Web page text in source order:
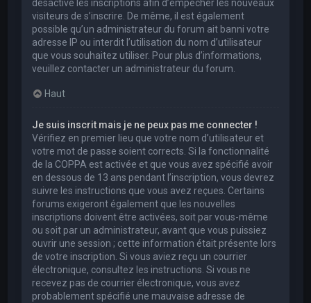
désactivé les inscriptions afin d’empêcher les nouveaux
visiteurs de s’inscrire. De même, il est également
possible qu’un administrateur du forum ait banni votre
adresse IP ou interdit l’utilisation du nom d’utilisateur
que vous souhaitez utiliser. Pour plus d’informations,
veuillez contacter un administrateur du forum.
Haut
Je suis inscrit mais je ne peux pas me connecter !
Vérifiez en premier lieu que votre nom d’utilisateur et
votre mot de passe soient corrects. Si la fonctionnalité
de la COPPA est activée et que vous avez spécifié avoir
en dessous de 13 ans pendant l’inscription, vous devrez
suivre les instructions que vous avez reçues. Certains
forums exigeront également que les nouvelles
inscriptions doivent être activées, soit par vous-même
ou soit par un administrateur, avant que vous puissiez
ouvrir une session ; cette information était présente lors
de votre inscription. Si vous aviez reçu un courrier
électronique, consultez les instructions. Si vous ne
recevez pas de courrier électronique, vous avez
probablement spécifié une mauvaise adresse de